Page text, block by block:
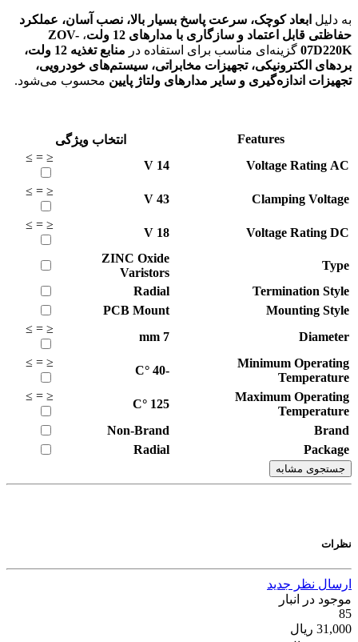
به دلیل ابعاد کوچک، سرعت پاسخ بسیار بالا، نصب آسان، عملکرد
حفاظتی قابل اعتماد و سازگاری با مدارهای 12 ولت
، ZOV-
07D220K گزینه‌ای مناسب برای استفاده در
منابع تغذیه 12 ولت،
بردهای الکترونیکی، تجهیزات مخابراتی، سیستم‌های خودرویی،
تجهیزات اندازه‌گیری و سایر مدارهای ولتاژ پایین محسوب می‌شود.
Features
انتخاب ویژگی
Voltage Rating AC
14
V
≤
=
≥
Clamping Voltage
43
V
≤
=
≥
Voltage Rating DC
18
V
≤
=
≥
Type
ZINC Oxide
Varistors
Termination Style
Radial
Mounting Style
PCB Mount
Diameter
7
mm
≤
=
≥
Minimum Operating
Temperature
-40
°C
≤
=
≥
Maximum Operating
Temperature
125
°C
≤
=
≥
Brand
Non-Brand
Package
Radial
جستجوی مشابه
نظرات
ارسال نظر جدید
موجود در انبار
85
31,000 ریال